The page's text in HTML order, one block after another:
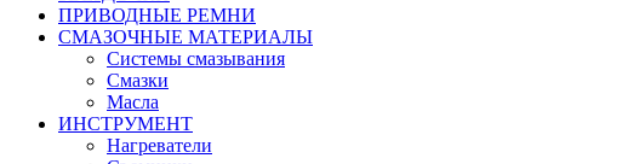
ПРИВОДНЫЕ РЕМНИ
СМАЗОЧНЫЕ МАТЕРИАЛЫ
Системы смазывания
Смазки
Масла
ИНСТРУМЕНТ
Нагреватели